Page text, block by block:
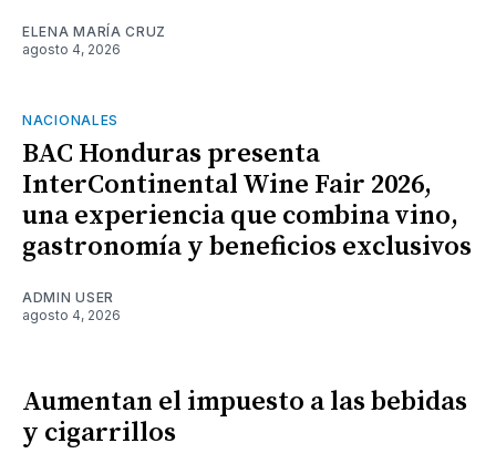
ELENA MARÍA CRUZ
agosto 4, 2026
NACIONALES
BAC Honduras presenta
InterContinental Wine Fair 2026,
una experiencia que combina vino,
gastronomía y beneficios exclusivos
ADMIN USER
agosto 4, 2026
Aumentan el impuesto a las bebidas
y cigarrillos